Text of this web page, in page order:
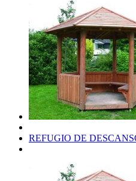
REFUGIO DE